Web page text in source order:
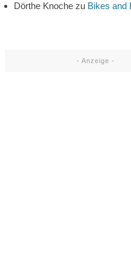
Dörthe Knoche zu Bikes and
- Anzeige -